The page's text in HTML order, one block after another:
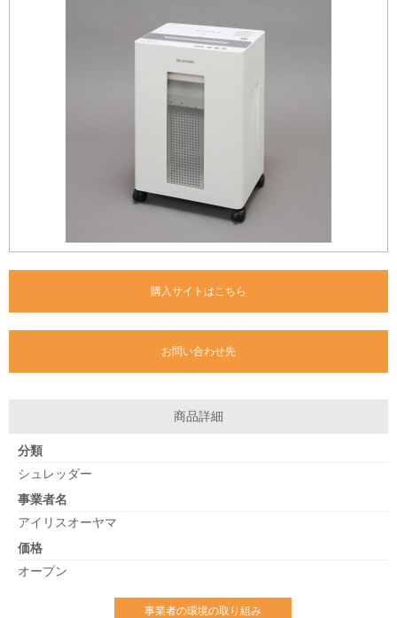
購入サイトはこちら
お問い合わせ先
商品詳細
分類
シュレッダー
事業者名
アイリスオーヤマ
価格
オープン
事業者の環境の取り組み